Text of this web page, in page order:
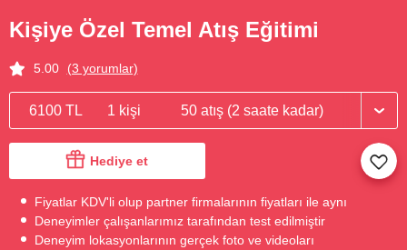
Kişiye Özel Temel Atış Eğitimi
5.00 (3 yorumlar)
6100 TL 1 kişi 50 atış (2 saate kadar)
Hediye et
Fiyatlar KDV'li olup partner firmalarının fiyatları ile aynı
Deneyimler çalışanlarımız tarafından test edilmiştir
Deneyim lokasyonlarının gerçek foto ve videoları